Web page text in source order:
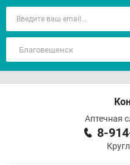
Аптечная
8-